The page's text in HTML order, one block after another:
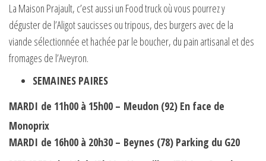
La Maison Prajault, c’est aussi un Food truck où vous pourrez y
déguster de l’Aligot saucisses ou tripous, des burgers avec de la
viande sélectionnée et hachée par le boucher, du pain artisanal et des
fromages de l’Aveyron.
SEMAINES PAIRES
MARDI de 11h00 à 15h00 – Meudon (92) En face de
Monoprix
MARDI de 16h00 à 20h30 – Beynes (78) Parking du G20